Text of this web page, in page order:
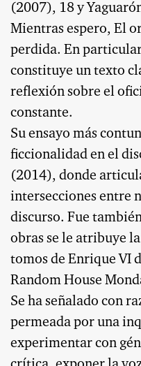
(2007), 18 y
Mientras espero, El
perdida. En
constituye un texto
reflexión sobre el
constante.
Su ensayo más
ficcionalidad en el
(2014), donde
intersecciones entre
discurso. Fue
obras se le atribuye
tomos de Enrique VI
Random House
Se ha señalado con
permeada por una
experimentar con